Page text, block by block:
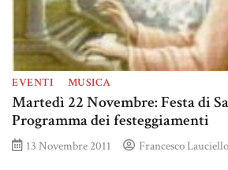
EVENTI MUSICA
Martedì 22 Novembre: Festa di
Programma dei festeggiamenti
13 Novembre 2011 Francesco Lauciello